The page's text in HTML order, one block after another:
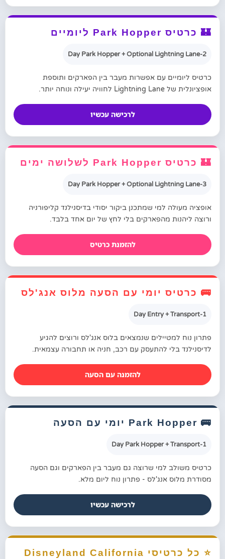
🏰 כרטיס Park Hopper ליומיים
2-Day Park Hopper + Optional Lightning Lane
כרטיס ליומיים עם אפשרות מעבר בין הפארקים ותוספת
אופציונלית של Lightning Lane לחוויה יעילה ונוחה יותר.
לרכישה עכשיו
🏰 כרטיס Park Hopper לשלושה ימים
3-Day Park Hopper + Optional Lightning Lane
אופציה מעולה למי שמתכנן ביקור יסודי בדיסנילנד קליפורניה
ורוצה ליהנות מהפארקים בלי לחץ של יום אחד בלבד.
להזמנת כרטיס
🚌 כרטיס יומי עם הסעה מלוס אנג'לס
1-Day Entry + Transport
פתרון נוח למטיילים שנמצאים בלוס אנג'לס ורוצים להגיע
לדיסנילנד בלי להתעסק עם רכב, חניה או תחבורה עצמאית.
להזמנה עם הסעה
🚌 Park Hopper יומי עם הסעה
1-Day Park Hopper + Transport
כרטיס משולב למי שרוצה גם מעבר בין הפארקים וגם הסעה
מסודרת מלוס אנג'לס - פתרון נוח ליום מלא.
לרכישה עכשיו
⭐ כל כרטיסי Disneyland California